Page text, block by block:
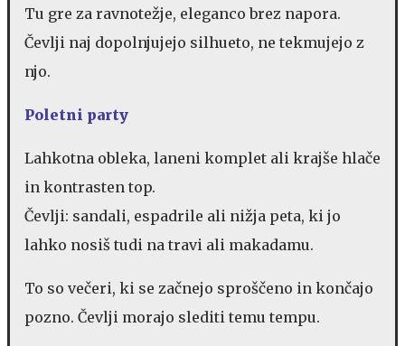
Tu gre za ravnotežje, eleganco brez napora.
Čevlji naj dopolnjujejo silhueto, ne tekmujejo z
njo.
Poletni party
Lahkotna obleka, laneni komplet ali krajše hlače
in kontrasten top.
Čevlji: sandali, espadrile ali nižja peta, ki jo
lahko nosiš tudi na travi ali makadamu.
To so večeri, ki se začnejo sproščeno in končajo
pozno. Čevlji morajo slediti temu tempu.